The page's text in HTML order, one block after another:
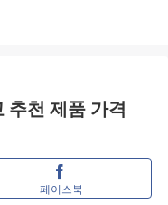
추천 제품 가격
페이스북